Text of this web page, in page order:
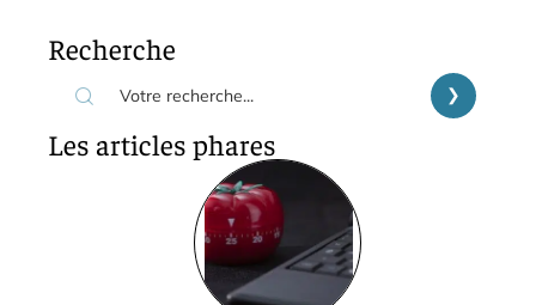
Recherche
Les articles phares